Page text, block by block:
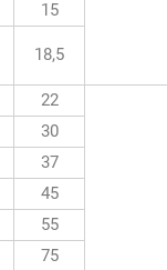
15
18,5
22
30
37
45
55
75